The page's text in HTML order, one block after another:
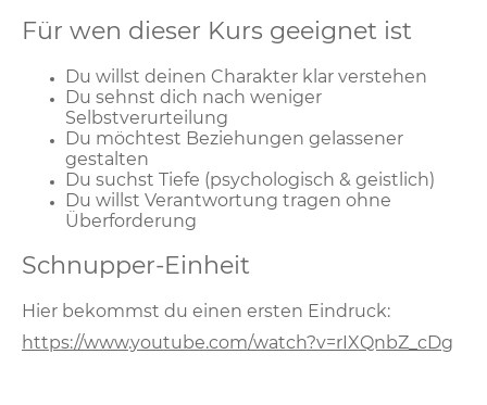
Für wen dieser Kurs geeignet ist
Du willst deinen Charakter klar verstehen
Du sehnst dich nach weniger
Selbstverurteilung
Du möchtest Beziehungen gelassener
gestalten
Du suchst Tiefe (psychologisch & geistlich)
Du willst Verantwortung tragen ohne
Überforderung
Schnupper-Einheit
Hier bekommst du einen ersten Eindruck:
https://www.youtube.com/watch?v=rIXQnbZ_cDg